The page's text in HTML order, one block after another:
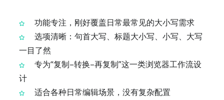
功能专注，刚好覆盖日常最常见的大小写需求
选项清晰：句首大写、标题大小写、小写、大写
一目了然
专为“复制–转换–再复制”这一类浏览器工作流设
计
适合各种日常编辑场景，没有复杂配置